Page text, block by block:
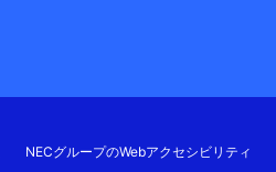
NECグループのWebアクセシビリティ